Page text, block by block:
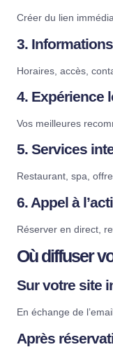
Créer du lien
3.
Horaires, accès,
4. Expérience
Vos meilleures
5. Services
Restaurant, spa,
6. Appel à
Réserver en direct,
Où diffuser
Sur votre site
En échange de
Après